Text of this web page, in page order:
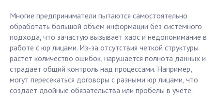
Многие предприниматели пытаются самостоятельно
обработать большой объем информации без системного
подхода, что зачастую вызывает хаос и недопонимание в
работе с юр лицами. Из-за отсутствия четкой структуры
растет количество ошибок, нарушается полнота данных и
страдает общий контроль над процессами. Например,
могут пересекаться договоры с разными юр лицами, что
создаёт двойные обязательства или пробелы в учёте.